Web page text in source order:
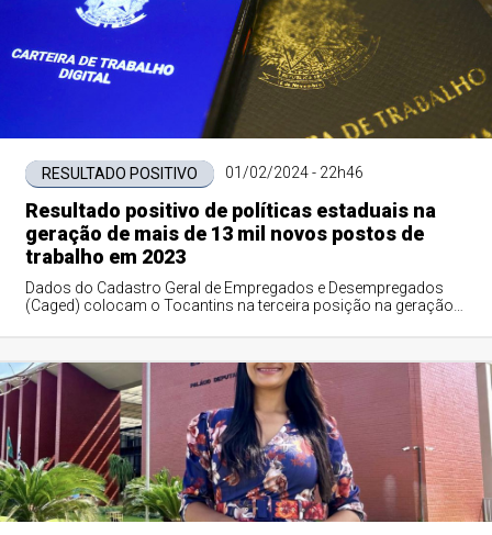
RESULTADO POSITIVO 01/02/2024 - 22h46
Resultado positivo de políticas estaduais na
geração de mais de 13 mil novos postos de
trabalho em 2023
Dados do Cadastro Geral de Empregados e Desempregados
(Caged) colocam o Tocantins na terceira posição na geração